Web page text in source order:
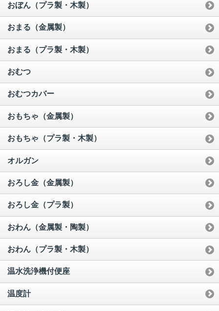
おぼん（プラ製・木製）
おまる（金属製）
おまる（プラ製・木製）
おむつ
おむつカバー
おもちゃ（金属製）
おもちゃ（プラ製・木製）
オルガン
おろし金（金属製）
おろし金（プラ製）
おわん（金属製・陶製）
おわん（プラ製・木製）
温水洗浄機付便座
温度計